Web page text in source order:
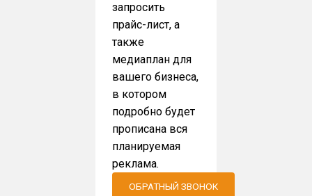
запросить
прайс-лист, а
также
медиаплан для
вашего бизнеса,
в котором
подробно будет
прописана вся
планируемая
реклама.
ОБРАТНЫЙ ЗВОНОК